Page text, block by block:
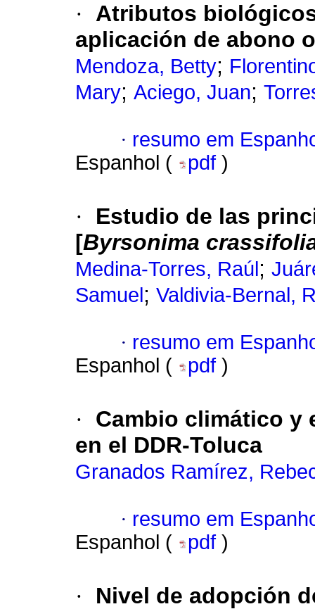
·
Atributos
aplicación de abono
Mendoza, Betty;
Mary; Aciego, Juan;
· resumo em
Espanhol (
pdf )
·
Estudio de las
[Byrsonima
Medina-Torres, Raúl ;
Samuel ; Valdivia-Bernal,
· resumo em
Espanhol (
pdf )
·
Cambio climático y
en el DDR-Toluca
Granados Ramírez,
· resumo em
Espanhol (
pdf )
· Nivel de adopción